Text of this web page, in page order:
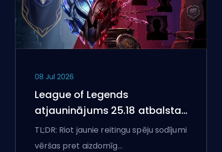
08 Jul 2026
League of Legends
atjauninājums 25.18 atbalsta
aizliegumus un boostēšanas
karogus
TL;DR: Riot jaunie reitingu spēju sodījumi
vēršas pret aizdomīg…